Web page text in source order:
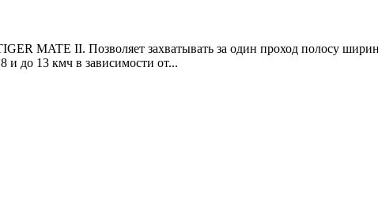
MATE II. Позволяет захватывать за один проход полосу
и до 13 кмч в зависимости от...